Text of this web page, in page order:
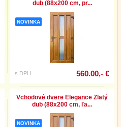
dub (88x200 cm, pr...
NOVINKA
s DPH 560.00,- €
Vchodové dvere Elegance Zlatý
dub (88x200 cm, ľa...
NOVINKA